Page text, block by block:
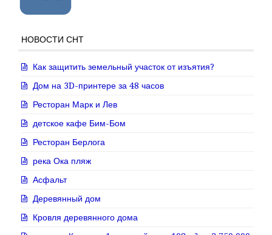
НОВОСТИ СНТ
Как защитить земельный участок от изъятия?
Дом на 3D-принтере за 48 часов
Ресторан Марк и Лев
детское кафе Бим-Бом
Ресторан Берлога
река Ока пляж
Асфальт
Деревянный дом
Кровля деревянного дома